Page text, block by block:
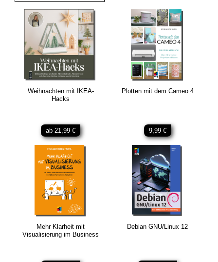
Weihnachten mit IKEA-
Hacks
ab 21,99 €
Plotten mit dem Cameo 4
9,99 €
Mehr Klarheit mit
Visualisierung im Business
Debian GNU/Linux 12